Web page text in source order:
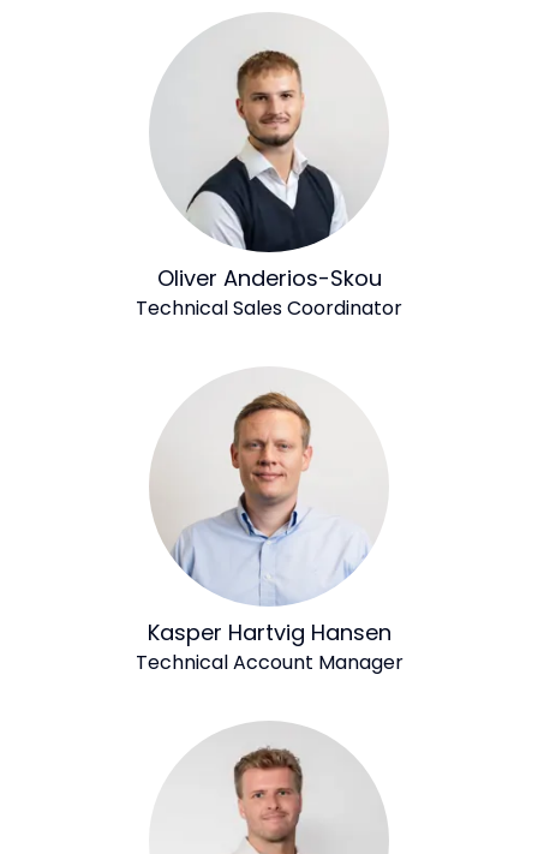
Oliver Anderios-Skou
Technical Sales Coordinator
Kasper Hartvig Hansen
Technical Account Manager